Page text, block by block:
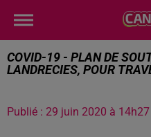
COVID-19 - PLAN DE
LANDRECIES, POUR
Publié : 29 juin 2020 à